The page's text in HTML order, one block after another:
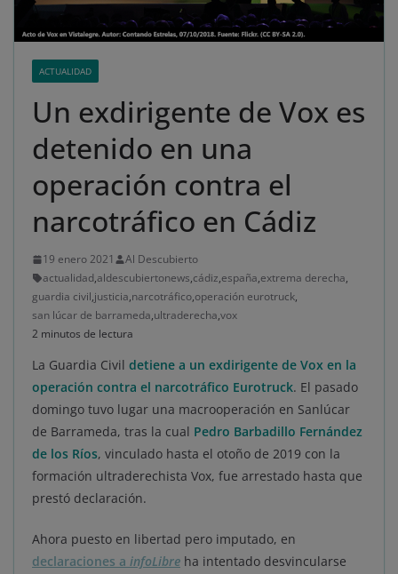
ACTUALIDAD
Un exdirigente de Vox es
detenido en una
operación contra el
narcotráfico en Cádiz
19 enero 2021
Al Descubierto
actualidad,aldescubiertonews,cádiz,españa,extrema derecha,
guardia civil,justicia,narcotráfico,operación eurotruck,
san lúcar de barrameda,ultraderecha,vox
2 minutos de lectura
La Guardia Civil detiene a un exdirigente de Vox en la
operación contra el narcotráfico Eurotruck. El pasado
domingo tuvo lugar una macrooperación en Sanlúcar
de Barrameda, tras la cual Pedro Barbadillo Fernández
de los Ríos, vinculado hasta el otoño de 2019 con la
formación ultraderechista Vox, fue arrestado hasta que
prestó declaración.
Ahora puesto en libertad pero imputado, en
declaraciones a infoLibre ha intentado desvincularse